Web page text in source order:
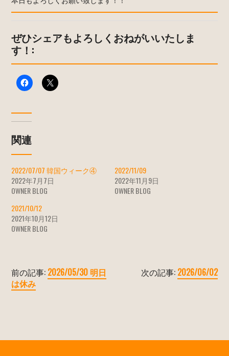
ぜひシェアもよろしくおねがいいたしま
す！:
関連
2022/07/07 韓国ウィーク④
2022年7月7日
OWNER BLOG
2022/11/09
2022年11月9日
OWNER BLOG
2021/10/12
2021年10月12日
OWNER BLOG
前の記事: 2026/05/30 明日
は休み
次の記事: 2026/06/02